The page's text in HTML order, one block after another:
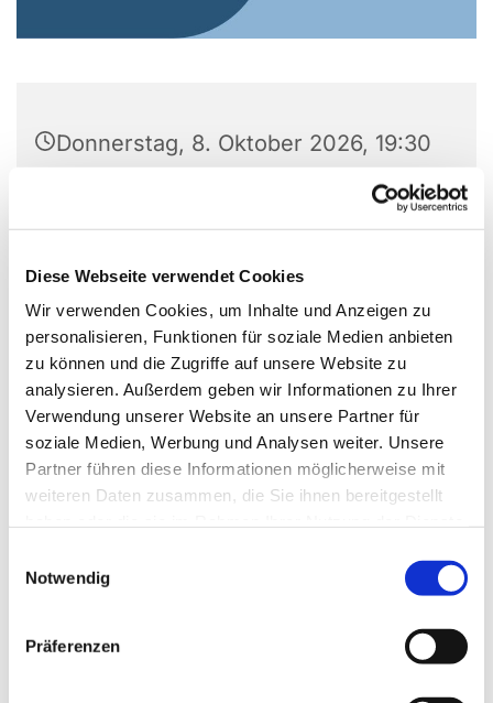
Diese Webseite verwendet Cookies
Wir verwenden Cookies, um Inhalte und Anzeigen zu
personalisieren, Funktionen für soziale Medien anbieten
zu können und die Zugriffe auf unsere Website zu
analysieren. Außerdem geben wir Informationen zu Ihrer
Verwendung unserer Website an unsere Partner für
soziale Medien, Werbung und Analysen weiter. Unsere
Partner führen diese Informationen möglicherweise mit
weiteren Daten zusammen, die Sie ihnen bereitgestellt
Notwendig
Präferenzen
Donnerstag, 8. Oktober 2026, 19:30
Gemeindezentrum Alte Kirche, Alter
Markt 5, Alter Markt 5, 44866
Bochum